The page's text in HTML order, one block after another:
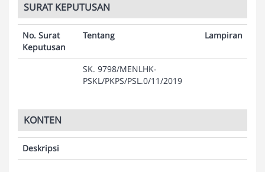
SURAT KEPUTUSAN
No. Surat
Keputusan
Tentang Lampiran
SK. 9798/MENLHK-
PSKL/PKPS/PSL.0/11/2019
KONTEN
Deskripsi